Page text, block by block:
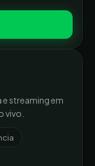
streaming em
vivo.